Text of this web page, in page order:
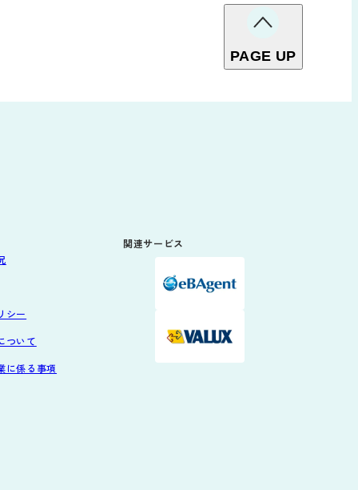
PAGE UP
シー
ついて
に係る事項
関連サービス